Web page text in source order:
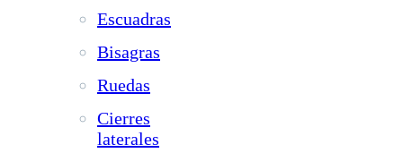
Escuadras
Bisagras
Ruedas
Cierres
laterales